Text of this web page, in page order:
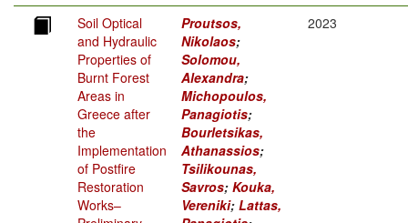
Soil Optical
and Hydraulic
Properties of
Burnt Forest
Areas in
Greece after
the
Implementation
of Postfire
Restoration
Works–
Proutsos,
Nikolaos;
Solomou,
Alexandra;
Michopoulos,
Panagiotis;
Bourletsikas,
Athanassios;
Tsilikounas,
Savros; Kouka,
Vereniki; Lattas,
2023